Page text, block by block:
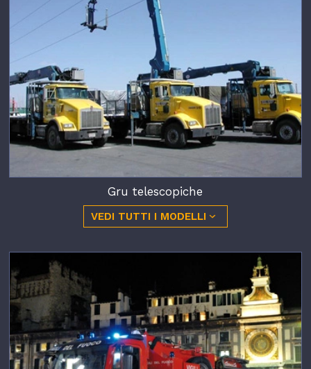
Gru telescopiche
VEDI TUTTI I MODELLI